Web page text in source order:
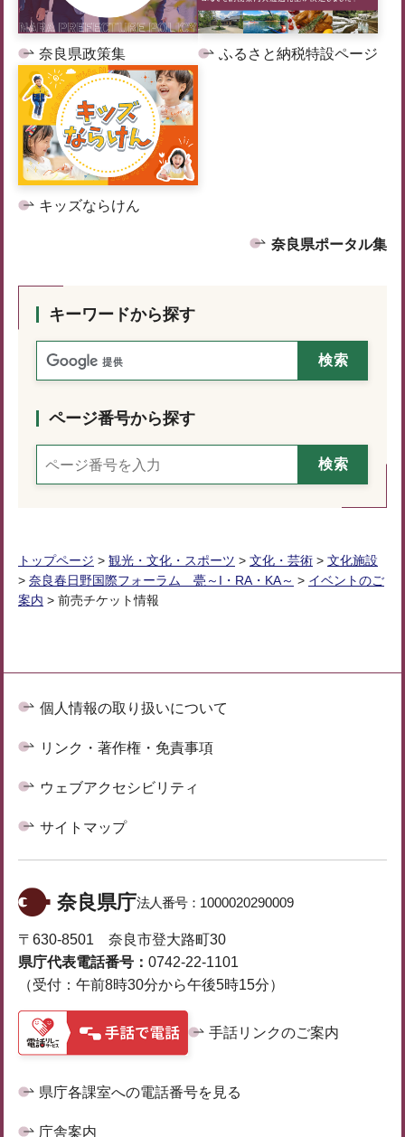
奈良県政策集 ふるさと納税特設ページ
キッズならけん
奈良県ポータル集
キーワードから探す
ページ番号から探す
トップページ > 観光・文化・スポーツ > 文化・芸術 > 文化施設
> 奈良春日野国際フォーラム 甍～I・RA・KA～ > イベントのご
案内 > 前売チケット情報
個人情報の取り扱いについて
リンク・著作権・免責事項
ウェブアクセシビリティ
サイトマップ
奈良県庁法人番号： 1000020290009
〒630-8501 奈良市登大路町30
県庁代表電話番号： 0742-22-1101
（受付：午前8時30分から午後5時15分）
手話リンクのご案内
県庁各課室への電話番号を見る
庁舎案内